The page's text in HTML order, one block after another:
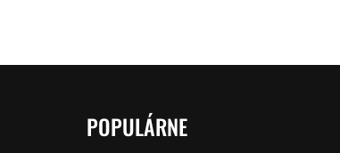
POPULÁRNE